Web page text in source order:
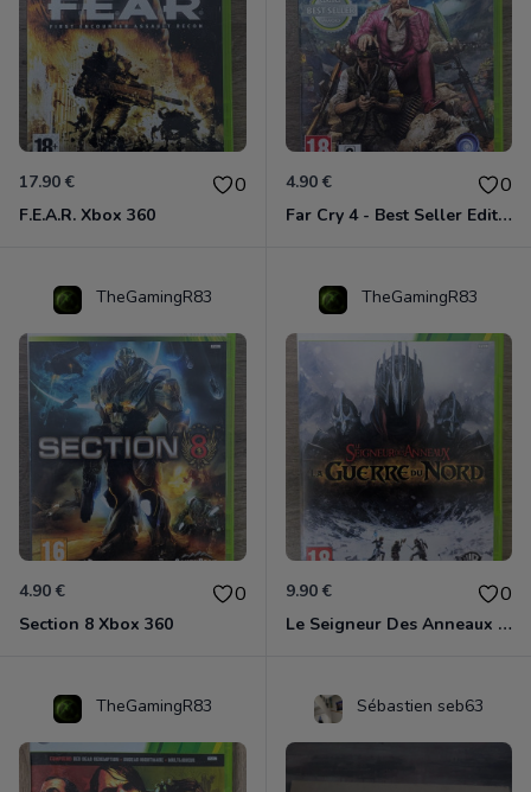
17.90 € 0
F.E.A.R. Xbox 360
4.90 € 0
Far Cry 4 - Best Seller Edition Xbox 360
TheGamingR83
4.90 € 0
Section 8 Xbox 360
TheGamingR83
9.90 € 0
Le Seigneur Des Anneaux - La Guerre Du Nord Xbox 360
TheGamingR83 Sébastien seb63